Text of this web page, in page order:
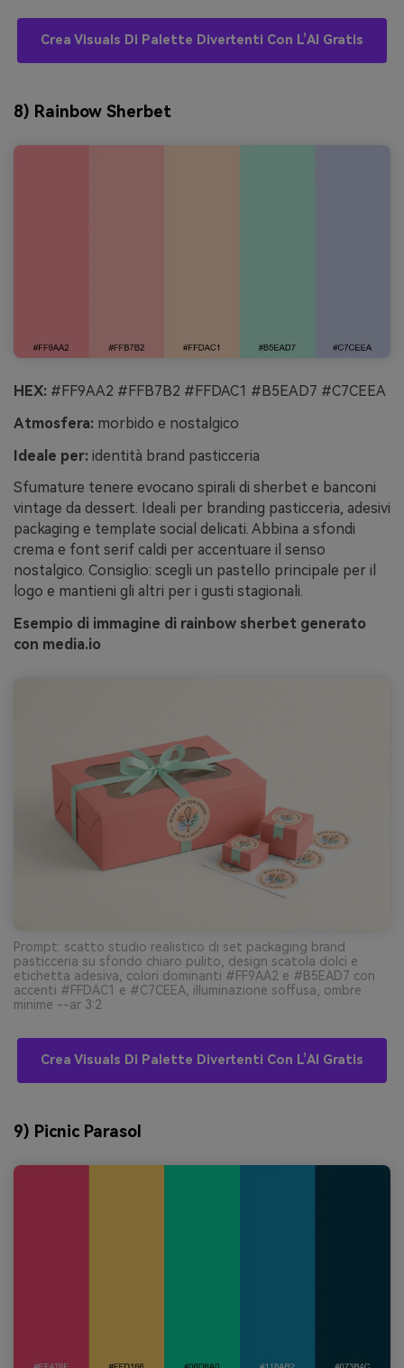
Crea Visuals Di Palette Divertenti Con L’AI Gratis
8) Rainbow Sherbet
HEX: #FF9AA2 #FFB7B2 #FFDAC1 #B5EAD7 #C7CEEA
Atmosfera: morbido e nostalgico
Ideale per: identità brand pasticceria
Sfumature tenere evocano spirali di sherbet e banconi
vintage da dessert. Ideali per branding pasticceria, adesivi
packaging e template social delicati. Abbina a sfondi
crema e font serif caldi per accentuare il senso
nostalgico. Consiglio: scegli un pastello principale per il
logo e mantieni gli altri per i gusti stagionali.
Esempio di immagine di rainbow sherbet generato
con media.io
Prompt: scatto studio realistico di set packaging brand
pasticceria su sfondo chiaro pulito, design scatola dolci e
etichetta adesiva, colori dominanti #FF9AA2 e #B5EAD7 con
accenti #FFDAC1 e #C7CEEA, illuminazione soffusa, ombre
minime --ar 3:2
Crea Visuals Di Palette Divertenti Con L’AI Gratis
9) Picnic Parasol